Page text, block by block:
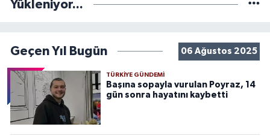
Yükleniyor...
Geçen Yıl Bugün 06 Ağustos 2025
TÜRKIYE GÜNDEMI
Başına sopayla vurulan Poyraz, 14
gün sonra hayatını kaybetti